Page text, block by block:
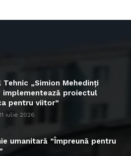
Tehnic „Simion Mehedinți
implementează proiectul
pentru viitor”
iulie 2026
umanitară ”Împreună pentru